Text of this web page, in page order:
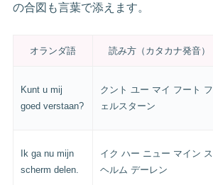
の合図も言葉で添えます。
オランダ語 読み方（カタカナ発音）
Kunt u mij
goed verstaan?
クント ユー マイ フート フ
ェルスターン
Ik ga nu mijn
scherm delen.
イク ハー ニュー マイン ス
ヘルム デーレン